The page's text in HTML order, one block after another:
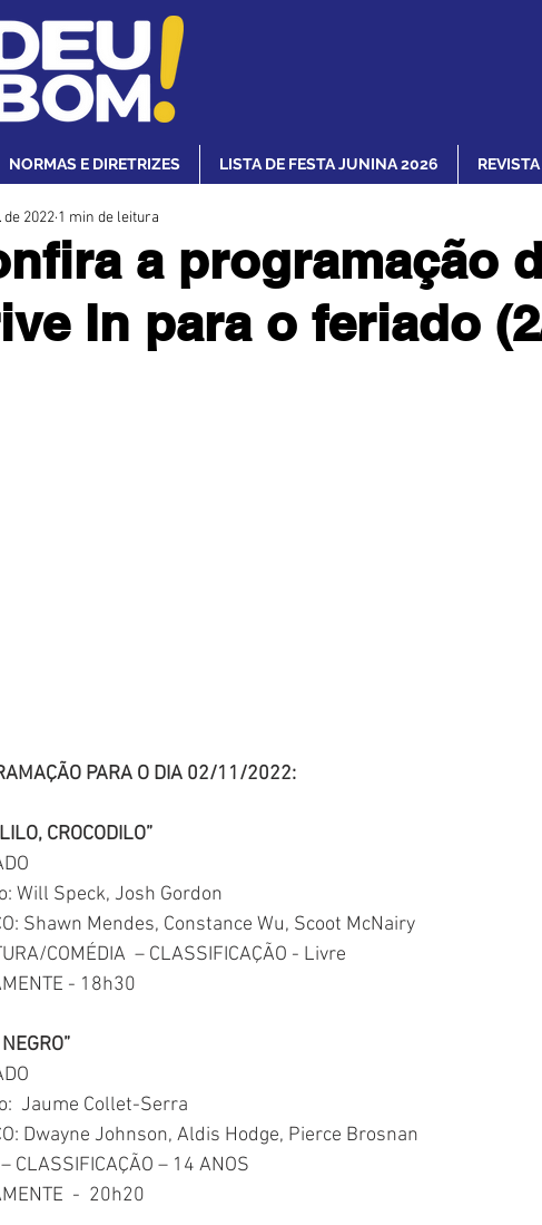
NORMAS E DIRETRIZES LISTA DE FESTA JUNINA 2026
a programação
In para o feriado
de 2022 1 min de leitura
PARA O DIA 02/11/2022:
CROCODILO”
Will Speck, Josh Gordon
Shawn Mendes, Constance Wu, Scoot McNairy
COMÉDIA  – CLASSIFICAÇÃO - Livre
- 18h30
Jaume Collet-Serra
Dwayne Johnson, Aldis Hodge, Pierce Brosnan
CLASSIFICAÇÃO – 14 ANOS
-  20h20